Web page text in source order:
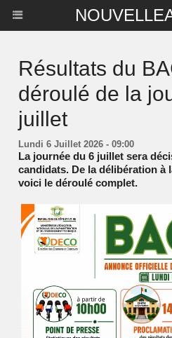
Résultats du
déroulé de la
juillet
Lundi 6 Juillet 2026 - 09:00
La journée du 6 juillet sera
candidats. De la délibération à
voici le déroulé complet.